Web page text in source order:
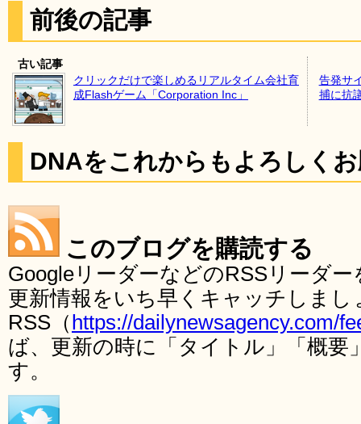
前後の記事
古い記事
クリックだけで楽しめるリアルタイム会社育
成Flashゲーム「Corporation Inc」
告発サ
捕に抗
DNAをこれからもよろしく
このブログを購読する
GoogleリーダーなどのRSSリーダ
更新情報をいち早くキャッチしま
RSS（ https://dailynewsagency.com/
ば、更新の時に「タイトル」「概要
す。